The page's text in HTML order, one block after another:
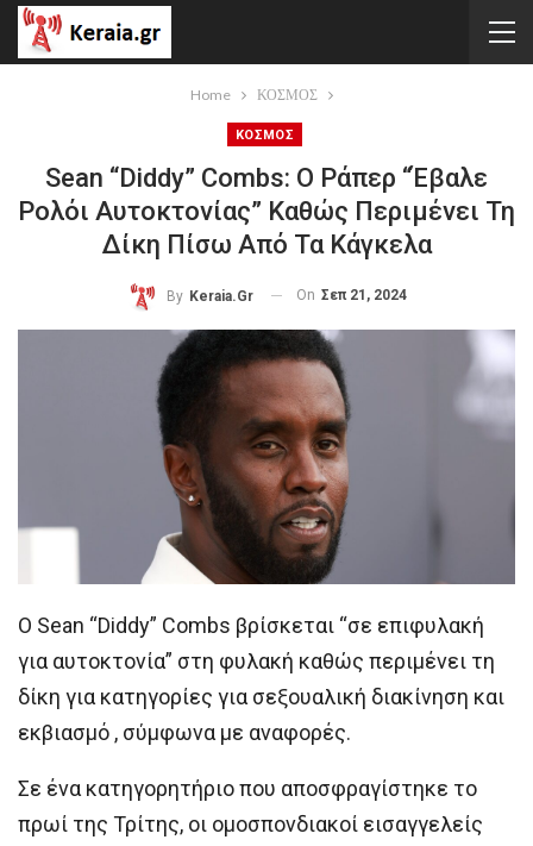
Home ΚΟΣΜΟΣ
ΚΟΣΜΟΣ
Sean “Diddy” Combs: Ο Ράπερ “έβαλε
Ρολόι Αυτοκτονίας” Καθώς Περιμένει Τη
Δίκη Πίσω Από Τα Κάγκελα
By Keraia.gr On Σεπ 21, 2024
Ο Sean “Diddy” Combs βρίσκεται “σε επιφυλακή
για αυτοκτονία” στη φυλακή καθώς περιμένει τη
δίκη για κατηγορίες για σεξουαλική διακίνηση και
εκβιασμό , σύμφωνα με αναφορές.
Σε ένα κατηγορητήριο που αποσφραγίστηκε το
πρωί της Τρίτης, οι ομοσπονδιακοί εισαγγελείς